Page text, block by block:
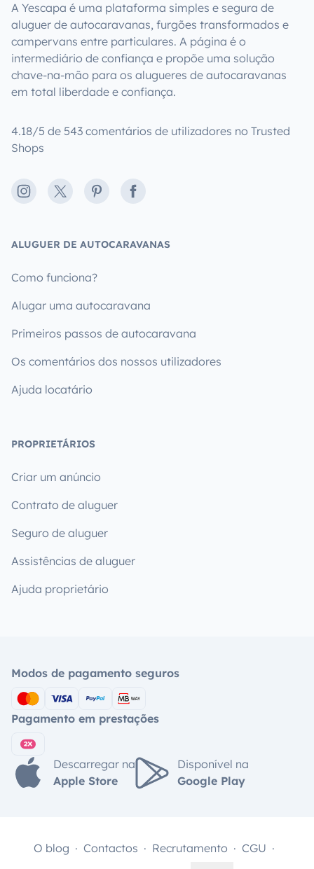
A Yescapa é uma plataforma simples e segura de
aluguer de autocaravanas, furgões transformados e
campervans entre particulares. A página é o
intermediário de confiança e propõe uma solução
chave-na-mão para os alugueres de autocaravanas
em total liberdade e confiança.
4.18/5 de 543 comentários de utilizadores no Trusted
Shops
Instagram
X PinterestFacebook
ALUGUER DE AUTOCARAVANAS
Como funciona?
Alugar uma autocaravana
Primeiros passos de autocaravana
Os comentários dos nossos utilizadores
Ajuda locatário
PROPRIETÁRIOS
Criar um anúncio
Contrato de aluguer
Seguro de aluguer
Assistências de aluguer
Ajuda proprietário
Modos de pagamento seguros
Pagamento em prestações
Descarregar na
Apple Store
Disponível na
Google Play
O blog Contactos Recrutamento
CGU